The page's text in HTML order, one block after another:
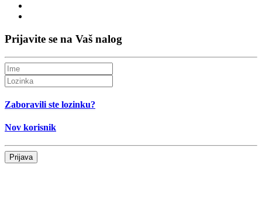
Prijavite se na Vaš nalog
Zaboravili ste lozinku?
Nov korisnik